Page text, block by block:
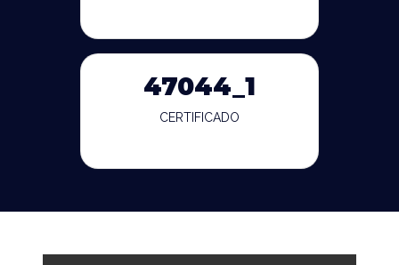
47044_1
CERTIFICADO